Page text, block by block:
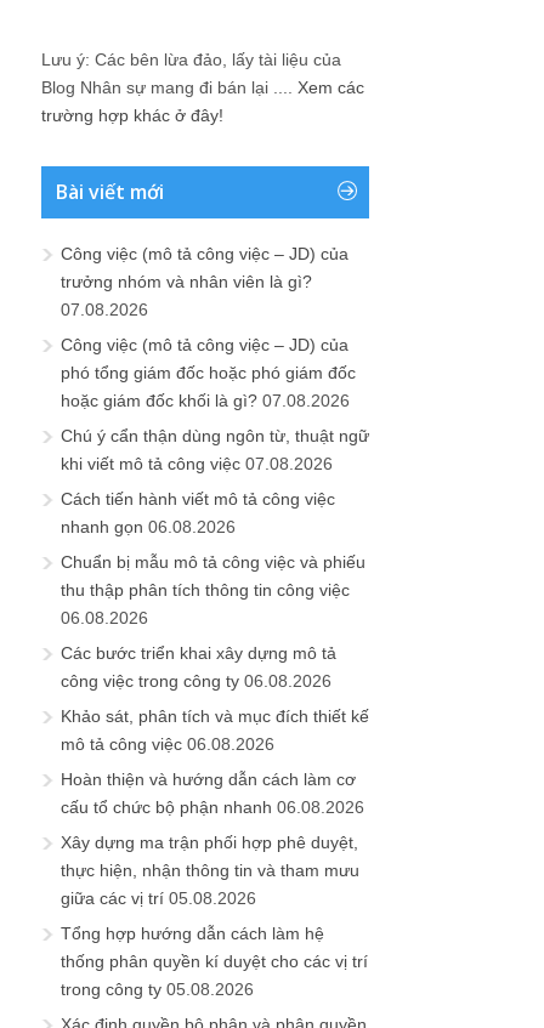
Lưu ý: Các bên lừa đảo, lấy tài liệu của
Blog Nhân sự mang đi bán lại .... Xem các
trường hợp khác ở đây!
Bài viết mới
Công việc (mô tả công việc – JD) của
trưởng nhóm và nhân viên là gì?
07.08.2026
Công việc (mô tả công việc – JD) của
phó tổng giám đốc hoặc phó giám đốc
hoặc giám đốc khối là gì? 07.08.2026
Chú ý cẩn thận dùng ngôn từ, thuật ngữ
khi viết mô tả công việc 07.08.2026
Cách tiến hành viết mô tả công việc
nhanh gọn 06.08.2026
Chuẩn bị mẫu mô tả công việc và phiếu
thu thập phân tích thông tin công việc
06.08.2026
Các bước triển khai xây dựng mô tả
công việc trong công ty 06.08.2026
Khảo sát, phân tích và mục đích thiết kế
mô tả công việc 06.08.2026
Hoàn thiện và hướng dẫn cách làm cơ
cấu tổ chức bộ phận nhanh 06.08.2026
Xây dựng ma trận phối hợp phê duyệt,
thực hiện, nhận thông tin và tham mưu
giữa các vị trí 05.08.2026
Tổng hợp hướng dẫn cách làm hệ
thống phân quyền kí duyệt cho các vị trí
trong công ty 05.08.2026